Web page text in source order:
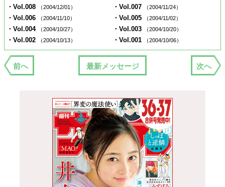
・Vol.008 （2004/12/01） ・Vol.007 （2004/11/24）
・Vol.006 （2004/11/10） ・Vol.005 （2004/11/02）
・Vol.004 （2004/10/27） ・Vol.003 （2004/10/20）
・Vol.002 （2004/10/13） ・Vol.001 （2004/10/06）
前へ 最新メッセージ 次へ